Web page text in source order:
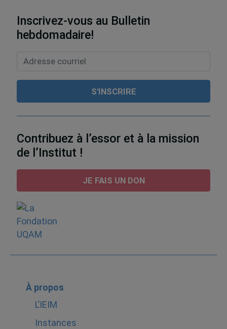
Inscrivez-vous au Bulletin
hebdomadaire!
Contribuez à l’essor et à la mission
de l’Institut !
JE FAIS UN DON
À propos
L’IEIM
Instances